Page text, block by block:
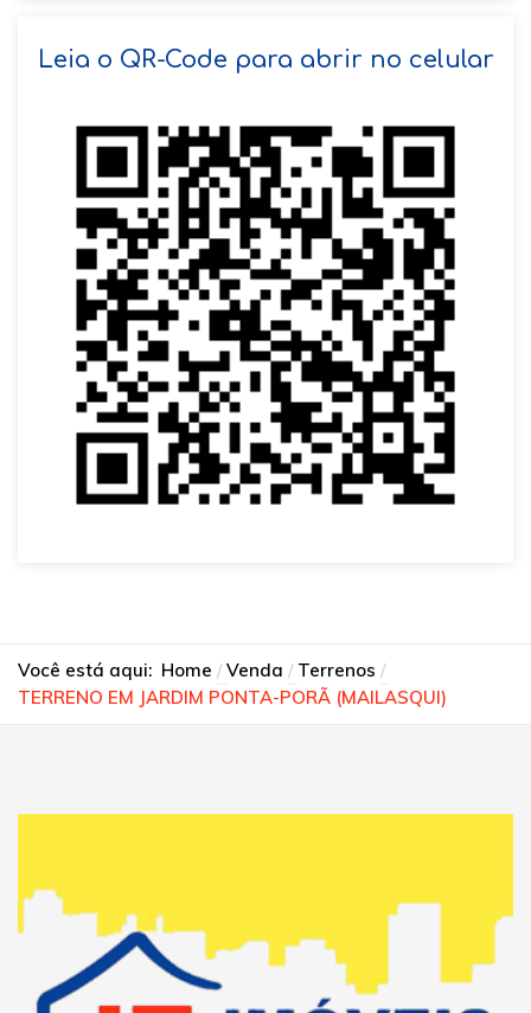
Leia o QR-Code para abrir no celular
Você está aqui: Home Venda
Terrenos
TERRENO EM JARDIM PONTA-PORÃ (MAILASQUI)